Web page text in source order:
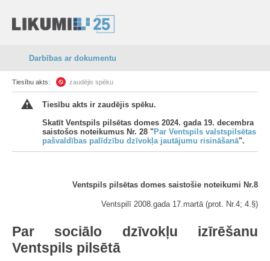
Darbības ar dokumentu
Tiesību akts: zaudējis spēku
Tiesību akts ir zaudējis spēku.
Skatīt Ventspils pilsētas domes 2024. gada 19. decembra
saistošos noteikumus Nr. 28 "Par Ventspils valstspilsētas
pašvaldības palīdzību dzīvokļa jautājumu risināšanā".
Ventspils pilsētas domes saistošie noteikumi Nr.8
Ventspilī 2008.gada 17.martā (prot. Nr.4; 4.§)
Par sociālo dzīvokļu izīrēšanu
Ventspils pilsētā